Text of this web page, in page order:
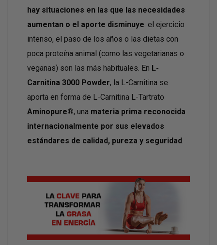
hay situaciones en las que las necesidades
aumentan o el aporte disminuye: el ejercicio
intenso, el paso de los años o las dietas con
poca proteína animal (como las vegetarianas o
veganas) son las más habituales. En L-
Carnitina 3000 Powder, la L-Carnitina se
aporta en forma de L-Carnitina L-Tartrato
Aminopure®, una materia prima reconocida
internacionalmente por sus elevados
estándares de calidad, pureza y seguridad.